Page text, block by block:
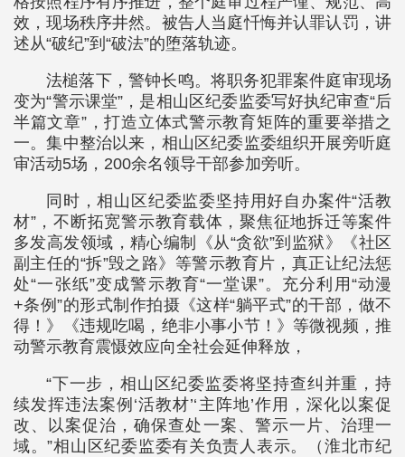
效，现场秩序井然。被告人当庭忏悔并认罪认罚，讲
述从“破纪”到“破法”的堕落轨迹。
法槌落下，警钟长鸣。将职务犯罪案件庭审现场
变为“警示课堂”，是相山区纪委监委写好执纪审查“后
半篇文章”，打造立体式警示教育矩阵的重要举措之
一。集中整治以来，相山区纪委监委组织开展旁听庭
审活动5场，200余名领导干部参加旁听。
同时，相山区纪委监委坚持用好自办案件“活教
材”，不断拓宽警示教育载体，聚焦征地拆迁等案件
多发高发领域，精心编制《从“贪欲”到监狱》《社区
副主任的“拆”毁之路》等警示教育片，真正让纪法惩
处“一张纸”变成警示教育“一堂课”。充分利用“动漫
+条例”的形式制作拍摄《这样“躺平式”的干部，做不
得！》《违规吃喝，绝非小事小节！》等微视频，推
动警示教育震慑效应向全社会延伸释放，
“下一步，相山区纪委监委将坚持查纠并重，持
续发挥违法案例‘活教材’‘主阵地’作用，深化以案促
改、以案促治，确保查处一案、警示一片、治理一
域。”相山区纪委监委有关负责人表示。（淮北市纪